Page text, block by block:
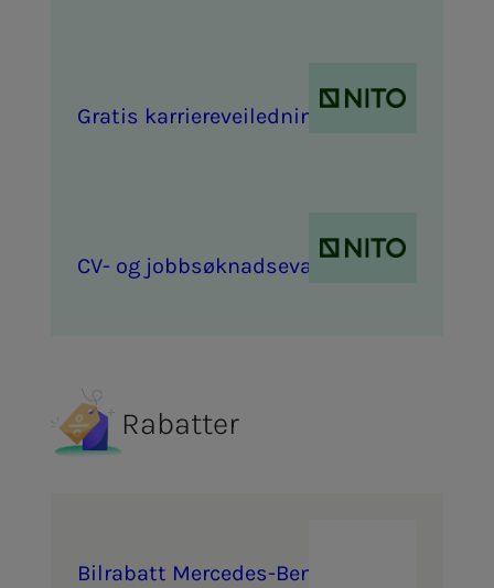
Gra­­­tis kar­rie­r­e­vei­­­led­­­ning
CV- og job­b­­­søk­­­nads­­­e­va­lu­e­ring
Rabatter
Bil­ra­­­batt Mer­ce­­­des-Benz